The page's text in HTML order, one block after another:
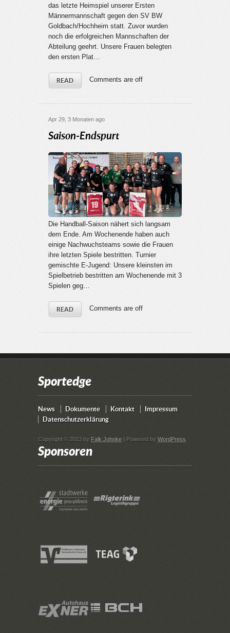
das letzte Heimspiel unserer Ersten
Männermannschaft gegen den SV BW
Goldbach/Hochheim statt. Zuvor wurden
noch die erfolgreichen Mannschaften der
Abteilung geehrt. Unsere Frauen belegten
den ersten Plat…
READ Comments are off
Apr 29, 3 Monaten ago
Saison-Endspurt
Die Handball-Saison nähert sich langsam
dem Ende. Am Wochenende haben auch
einige Nachwuchsteams sowie die Frauen
ihre letzten Spiele bestritten. Turnier
gemischte E-Jugend: Unsere kleinsten im
Spielbetrieb bestritten am Wochenende mit 3
Spielen geg…
READ Comments are off
Sportedge
News Dokumente Kontakt
Impressum
Datenschutzerklärung
Copyright © 2013 by Falk Johnke | Powered by WordPress
Sponsoren